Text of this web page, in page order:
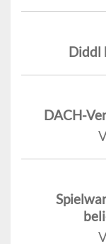
Diddl
DACH-